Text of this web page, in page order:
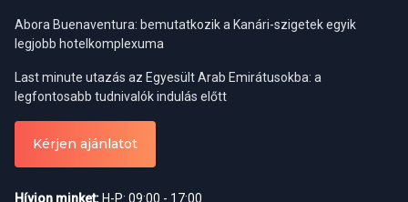
Ha viszont inkább csak kulturális céllal látogatnánk az országba,
akkor a tavaszi időszak a legideálisabb. A téli esőzések ilyenkor
már véget értek, a levegő kellemesen meleg, a táj pedig a
Régiók:
Belek, Side, Alanya
Részvételi díj:
0-6 év ingyenes / 7-12 év 18 € / felnőtt 35 €
Abora Buenaventura: bemutatkozik a Kanári-szigetek egyik
legjobb hotelkomplexuma
Last minute utazás az Egyesült Arab Emirátusokba: a
legfontosabb tudnivalók indulás előtt
Kérjen ajánlatot
Hívjon minket: H-P: 09:00 - 17:00